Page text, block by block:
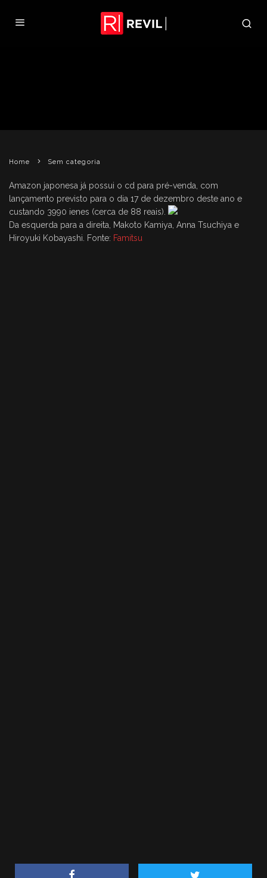
Home
Sem categoria
Amazon japonesa já possui o cd para pré-venda, com
lançamento previsto para o dia 17 de dezembro deste ano e
custando 3990 ienes (cerca de 88 reais).
Da esquerda para a direita, Makoto Kamiya, Anna Tsuchiya e
Hiroyuki Kobayashi. Fonte: Famitsu